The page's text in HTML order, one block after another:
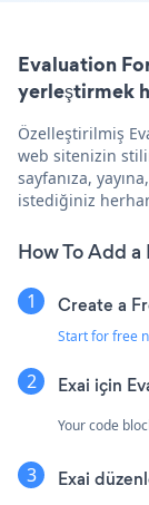
Evaluation
yerleştirmek
Özelleştirilmiş
web sitenizin
sayfanıza,
istediğiniz
How To Add
Create a
Start for free
Exai için
Your code
Exai